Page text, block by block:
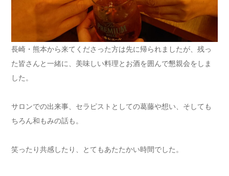
長崎・熊本から来てくださった方は先に帰られましたが、残っ
た皆さんと一緒に、美味しい料理とお酒を囲んで懇親会をしま
した。
サロンでの出来事、セラピストとしての葛藤や想い、そしても
ちろん和もみの話も。
笑ったり共感したり、とてもあたたかい時間でした。